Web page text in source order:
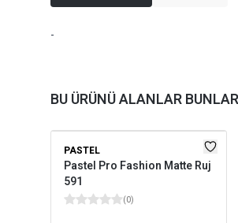
-
BU ÜRÜNÜ ALANLAR
PASTEL
Pastel Pro Fashion Matte Ruj
591
(0)